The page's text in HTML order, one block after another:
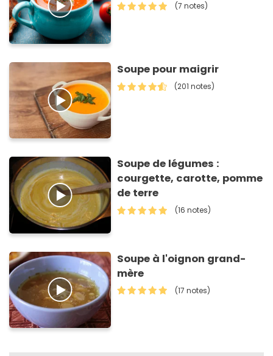
(7 notes)
Soupe pour maigrir
(201 notes)
Soupe de légumes :
courgette, carotte, pomme
de terre
(16 notes)
Soupe à l'oignon grand-
mère
(17 notes)